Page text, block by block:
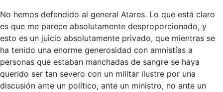
No hemos defendido al general Atares. Lo que está claro
es que me parece absolutamente desproporcionado, y
esto es un juicio absolutamente privado, que mientras se
ha tenido una enorme generosidad con amnistías a
personas que estaban manchadas de sangre se haya
querido ser tan severo con un militar ilustre por una
discusión ante un político, ante un ministro, no ante un